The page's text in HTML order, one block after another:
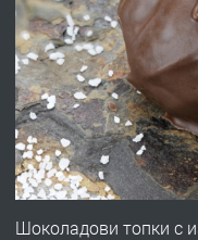
ПРЕДЛАГА
ПРЕДЛАГА
Шоколадови топки с